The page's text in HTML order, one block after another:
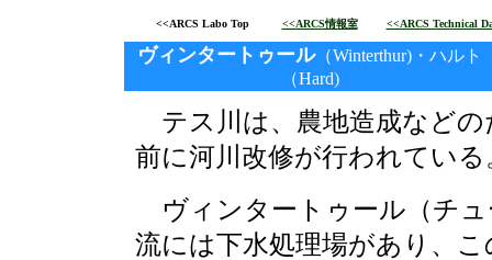
<<ARCS Labo Top <<ARCS情報室 <<ARCS Technical
ヴィンタートゥール（Winterthur)・ハルト
（Hard)
テス川は、農地造成などの
前に河川改修が行われている
ヴィンタートゥール（チ
流には下水処理場があり、